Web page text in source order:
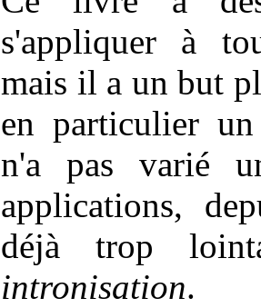
s'appliquer à
mais il a un but
en particulier
n'a pas varié
applications,
déjà trop
intronisation.